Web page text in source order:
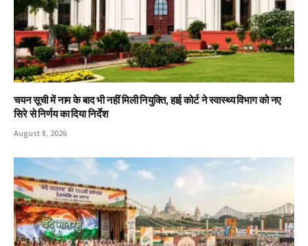
चयन सूची में नाम के बाद भी नहीं मिली नियुक्ति, हाई कोर्ट ने स्वास्थ्य विभाग को नए
सिरे से निर्णय का दिया निर्देश
August 8, 2026